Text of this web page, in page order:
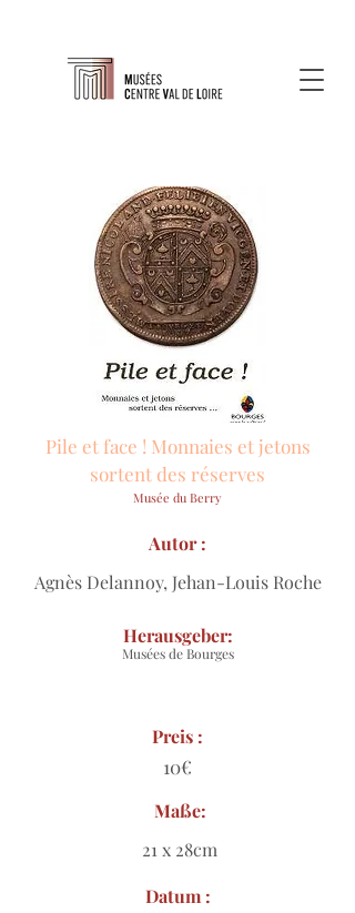
Pile et face ! Monnaies et jetons
sortent des réserves
Musée du Berry
Agnès Delannoy, Jehan-Louis Roche
Autor :
Musées de Bourges
Herausgeber:
Preis :
10€
Maße:
21 x 28cm
Datum :